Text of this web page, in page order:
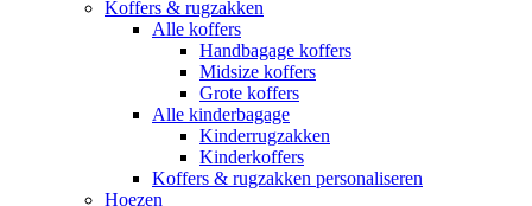
Koffers & rugzakken
Alle koffers
Handbagage koffers
Midsize koffers
Grote koffers
Alle kinderbagage
Kinderrugzakken
Kinderkoffers
Koffers & rugzakken personaliseren
Hoezen